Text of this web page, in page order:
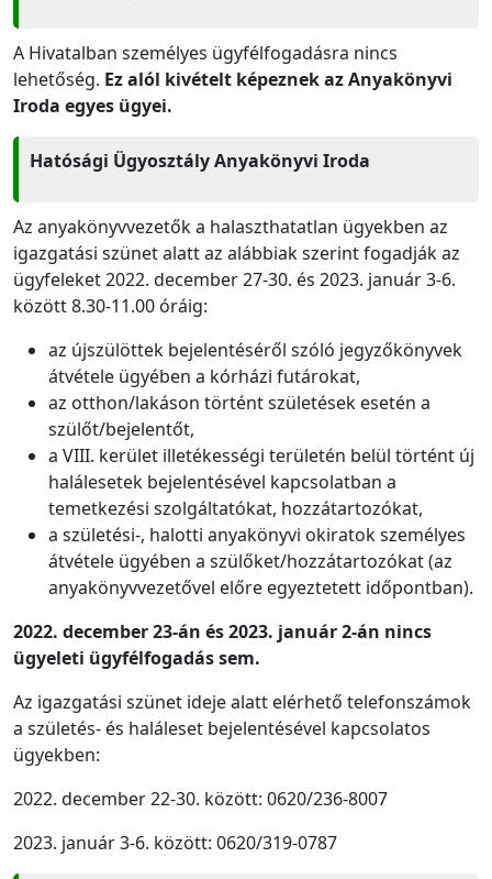
A Hivatalban személyes ügyfélfogadásra nincs
lehetőség. Ez alól kivételt képeznek az Anyakönyvi
Iroda egyes ügyei.
Hatósági Ügyosztály Anyakönyvi Iroda
Az anyakönyvvezetők a halaszthatatlan ügyekben az
igazgatási szünet alatt az alábbiak szerint fogadják az
ügyfeleket 2022. december 27-30. és 2023. január 3-6.
között 8.30-11.00 óráig:
az újszülöttek bejelentéséről szóló jegyzőkönyvek
átvétele ügyében a kórházi futárokat,
az otthon/lakáson történt születések esetén a
szülőt/bejelentőt,
a VIII. kerület illetékességi területén belül történt új
halálesetek bejelentésével kapcsolatban a
temetkezési szolgáltatókat, hozzátartozókat,
a születési-, halotti anyakönyvi okiratok személyes
átvétele ügyében a szülőket/hozzátartozókat (az
anyakönyvvezetővel előre egyeztetett időpontban).
2022. december 23-án és 2023. január 2-án nincs
ügyeleti ügyfélfogadás sem.
Az igazgatási szünet ideje alatt elérhető telefonszámok
a születés- és haláleset bejelentésével kapcsolatos
ügyekben:
2022. december 22-30. között: 0620/236-8007
2023. január 3-6. között: 0620/319-0787